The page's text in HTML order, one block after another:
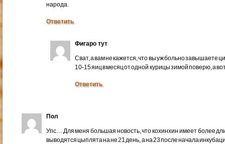
народа.
Ответить
Фигаро тут
Сват, а вам не кажется, что вы уж больно завышаете
10-15 яиц в месяц от одной курицы зимой поверю, а
Ответить
Пол
Упс… Для меня большая новость, что кохинхин имеет более
выводятся цыплята на не 21 день, а на 23 после начала